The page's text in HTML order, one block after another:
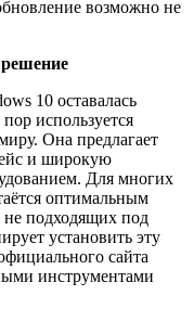
возможно не
10 оставалась
используется
Она предлагает
и широкую
Для многих
оптимальным
подходящих под
установить эту
сайта
инструментами